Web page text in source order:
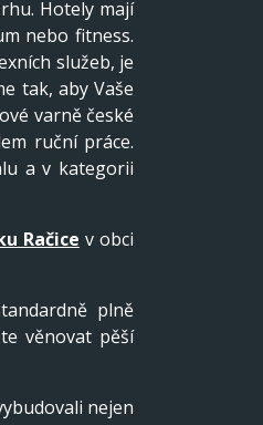
Hotely mají
nebo fitness.
služeb, je
tak, aby Vaše
varně české
ruční práce.
a v kategorii
Račice v obci
plně
věnovat pěší
nejen